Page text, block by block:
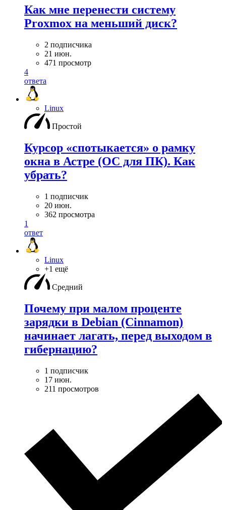
Как мне перенести систему
Proxmox на меньший диск?
2 подписчика
21 июн.
471 просмотр
4
ответа
Linux
Простой
Курсор «спотыкается» о рамку
окна в Астре (ОС для ПК). Как
убрать?
1 подписчик
20 июн.
362 просмотра
1
ответ
Linux
+1 ещё
Средний
Почему при малом проценте
зарядки в Debian (Cinnamon)
начинает лагать, перед выходом в
гибернацию?
1 подписчик
17 июн.
211 просмотров